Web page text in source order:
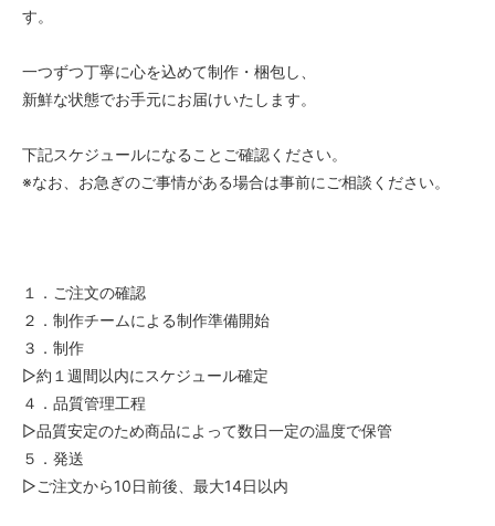
す。
一つずつ丁寧に心を込めて制作・梱包し、
新鮮な状態でお手元にお届けいたします。
下記スケジュールになることご確認ください。
※なお、お急ぎのご事情がある場合は事前にご相談ください。
１．ご注文の確認
２．制作チームによる制作準備開始
３．制作
▷約１週間以内にスケジュール確定
４．品質管理工程
▷品質安定のため商品によって数日一定の温度で保管
５．発送
▷ご注文から10日前後、最大14日以内